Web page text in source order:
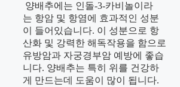
양배추에는 인돌-3-카비놀이라
는 항암 및 항염에 효과적인 성분
이 들어있습니다. 이 성분으로 항
산화 및 강력한 해독작용을 함으로
유방암과 자궁경부암 예방에 좋습
니다. 양배추는 특히 위를 건강하
게 만드는데 도움이 많이 됩니다.